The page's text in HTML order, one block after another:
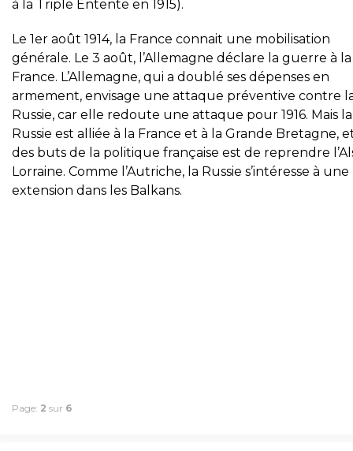
à la Triple Entente en 1915).
Le 1er août 1914, la France connait une mobilisation
générale. Le 3 août, l’Allemagne déclare la guerre à la
France. L’Allemagne, qui a doublé ses dépenses en
armement, envisage une attaque préventive contre
Russie, car elle redoute une attaque pour 1916. Mais la
Russie est alliée à la France et à la Grande Bretagne,
des buts de la politique française est de reprendre
Lorraine. Comme l’Autriche, la Russie s’intéresse à une
extension dans les Balkans.
Page: 2 sur 6